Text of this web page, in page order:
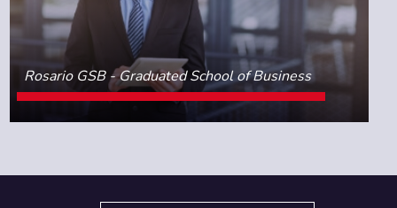
Rosario GSB - Graduated School of Business